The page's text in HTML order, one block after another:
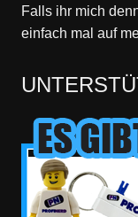
Falls ihr mich
einfach mal auf